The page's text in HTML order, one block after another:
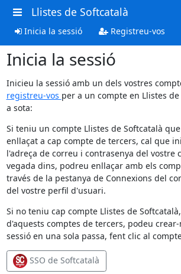
Llistes de Softcatalà
Inicia la sessió Registreu-vos
Inicia la sessió
Inicieu la sessió amb un dels vostres
registreu-vos per a un compte en Llistes
a sota:
Si teniu un compte Llistes de Softcatalà
enllaçat a cap compte de tercers, cal que
l'adreça de correu i contrasenya del vostre
vegada dins, podreu enllaçar amb els
través de la pestanya de Connexions del
del vostre perfil d'usuari.
Si no teniu cap compte Llistes de
d'aquests comptes de tercers, podeu
sessió en una sola passa, fent clic al
SSO de Softcatalà